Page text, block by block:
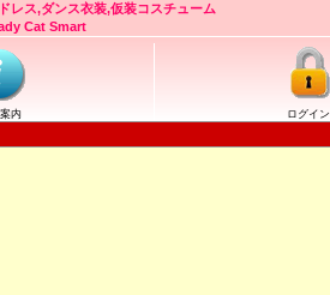
レス,ダンス衣装,仮装コスチューム
Cat Smart
内 ログイン